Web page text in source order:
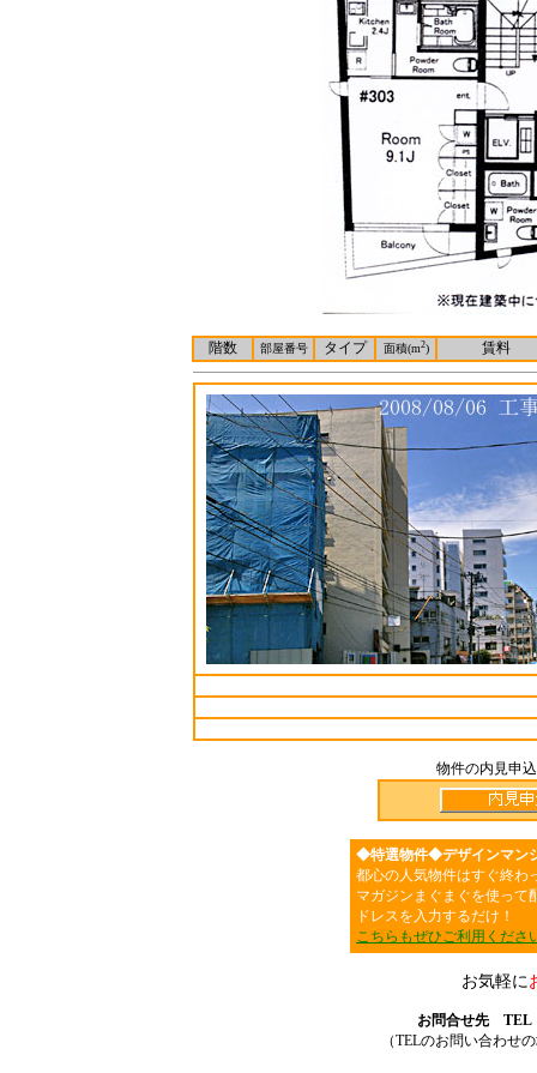
階数 部屋番号 タイプ 面積(m2) 賃料
物件の内見申
◆特選物件◆デザインマン
都心の人気物件はすぐ終わ
マガジンまぐまぐを使って
ドレスを入力するだけ！
こちらもぜひご利用くださ
お気軽に
お問合せ先 TEL
（TELのお問い合わせ